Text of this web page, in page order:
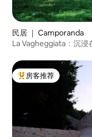
民居 ｜ Camporanda
La Vagheggiata：沉浸
热门「房客推荐」
房客推荐